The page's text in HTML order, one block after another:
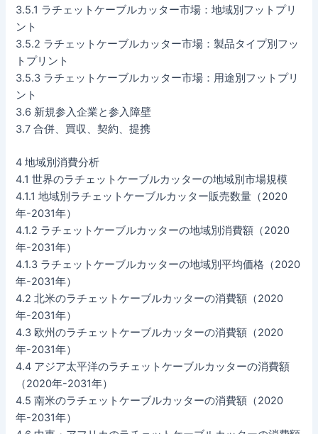
3.5.1 ラチェットケーブルカッター市場：地域別フットプリ
ント
3.5.2 ラチェットケーブルカッター市場：製品タイプ別フッ
トプリント
3.5.3 ラチェットケーブルカッター市場：用途別フットプリ
ント
3.6 新規参入企業と参入障壁
3.7 合併、買収、契約、提携
4 地域別消費分析
4.1 世界のラチェットケーブルカッターの地域別市場規模
4.1.1 地域別ラチェットケーブルカッター販売数量（2020
年-2031年）
4.1.2 ラチェットケーブルカッターの地域別消費額（2020
年-2031年）
4.1.3 ラチェットケーブルカッターの地域別平均価格（2020
年-2031年）
4.2 北米のラチェットケーブルカッターの消費額（2020
年-2031年）
4.3 欧州のラチェットケーブルカッターの消費額（2020
年-2031年）
4.4 アジア太平洋のラチェットケーブルカッターの消費額
（2020年-2031年）
4.5 南米のラチェットケーブルカッターの消費額（2020
年-2031年）